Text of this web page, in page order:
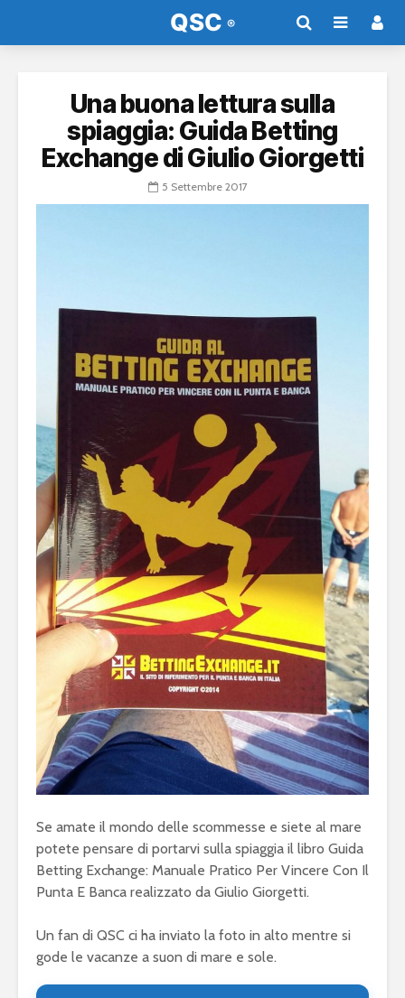
Una buona lettura sulla
spiaggia: Guida Betting
Exchange di Giulio Giorgetti
5 Settembre 2017
Se amate il mondo delle scommesse e siete al mare
potete pensare di portarvi sulla spiaggia il libro Guida
Betting Exchange: Manuale Pratico Per Vincere Con Il
Punta E Banca realizzato da Giulio Giorgetti.
Un fan di QSC ci ha inviato la foto in alto mentre si
gode le vacanze a suon di mare e sole.